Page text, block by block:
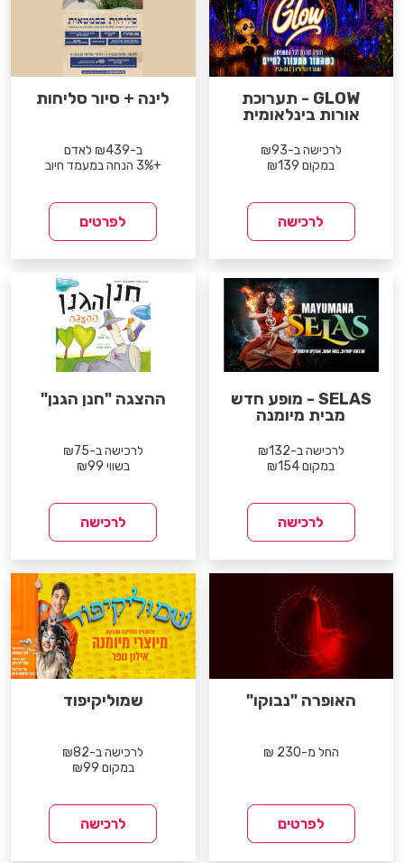
GLOW - תערוכת
אורות בינלאומית
לרכישה ב-₪93
במקום ₪139
לרכישה
לינה + סיור סליחות
ב-₪439 לאדם
+3% הנחה במעמד חיוב
לפרטים
SELAS - מופע חדש
מבית מיומנה
לרכישה ב-₪132
במקום ₪154
לרכישה
ההצגה "חנן הגנן"
לרכישה ב-₪75
בשווי ₪99
לרכישה
האופרה "נבוקו"
החל מ-230 ₪
לפרטים
שמוליקיפוד
לרכישה ב-₪82
במקום ₪99
לרכישה